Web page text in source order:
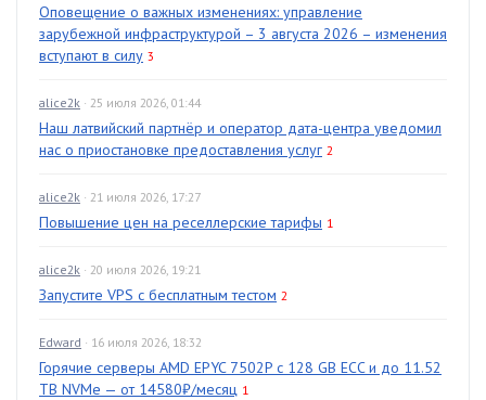
Оповещение о важных изменениях: управление
зарубежной инфраструктурой – 3 августа 2026 – изменения
вступают в силу 3
alice2k · 25 июля 2026, 01:44
Наш латвийский партнёр и оператор дата-центра уведомил
нас о приостановке предоставления услуг 2
alice2k · 21 июля 2026, 17:27
Повышение цен на реселлерские тарифы 1
alice2k · 20 июля 2026, 19:21
Запустите VPS с бесплатным тестом 2
Edward · 16 июля 2026, 18:32
Горячие серверы AMD EPYC 7502P с 128 GB ECC и до 11.52
TB NVMe — от 14580₽/месяц 1